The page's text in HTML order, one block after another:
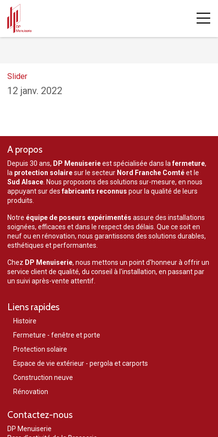
Accueil Visitez notre showroom sur rendez-vous
Slider
12 janv. 2022
A propos
Depuis 30 ans, DP Menuiserieest spécialisée dans lafermeture,
la protection solairesur le secteur Nord Franche Comtéet le
Sud Alsace . Nous proposons des solutions sur-mesure, en nous
appuyant sur desfabricants reconnus pour la qualité de leurs
produits.
Notre équipe de poseurs expérimentés assure des installations
soignées, efficaces et dans le respect des délais. Que ce soit en
neuf ou en rénovation, nous garantissons des solutions durables,
esthétiques et performantes.
Chez DP Menuiserie, nous mettons un point d'honneur à offrir un
service client de qualité, du conseil à l'installation, en passant par
un suivi après-vente attentif.
Liens rapides
Histoire
Fermeture - fenêtre et porte
Protection solaire
Espace de vie extérieur - pergola et carports
Construction neuve
Rénovation
Contactez-nous
DP Menuiserie